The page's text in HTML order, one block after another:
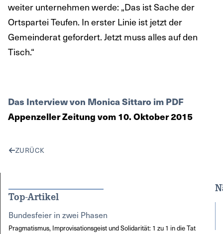
weiter unternehmen werde: „Das ist Sache der
Ortspartei Teufen. In erster Linie ist jetzt der
Gemeinderat gefordert. Jetzt muss alles auf den
Tisch.“
Das Interview von Monica Sittaro im PDF
Appenzeller Zeitung vom 10. Oktober 2015
ZURÜCK
Top-Artikel
Bundesfeier in zwei Phasen
Pragmatismus, Improvisationsgeist und Solidarität: 1 zu 1 in die Tat